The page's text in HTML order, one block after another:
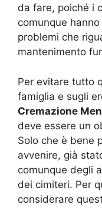
da fare, poiché i
comunque
problemi che
mantenimento
Per evitare tutto
famiglia e sugli
Cremazione
deve essere un
Solo che è bene
avvenire, già
comunque degli
dei cimiteri. Per
considerare